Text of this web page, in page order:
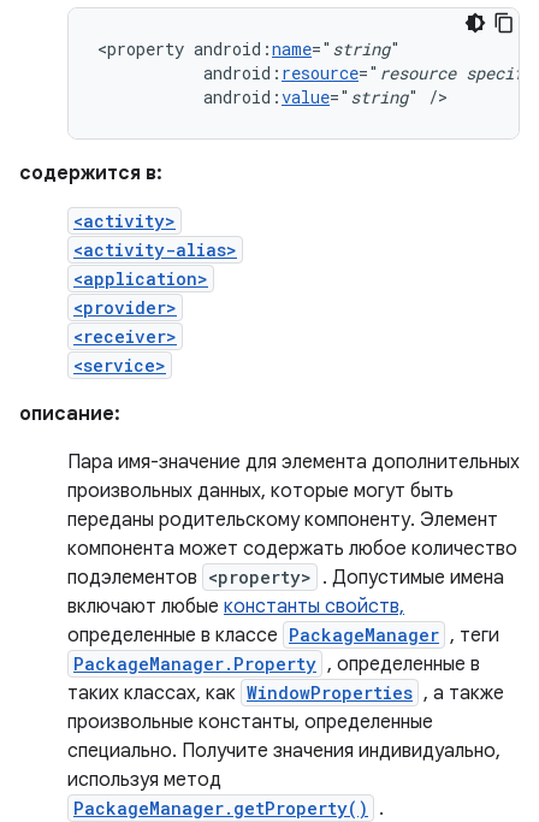
<property android:name=" string
android: resource=" resource
android:value=" string" />
содержится в:
<activity>
<activity-alias>
<application>
<provider>
<receiver>
<service>
описание:
Пара имя-значение для элемента дополнительных
произвольных данных, которые могут быть
переданы родительскому компоненту. Элемент
компонента может содержать любое количество
подэлементов <property> . Допустимые имена
включают любые константы свойств,
определенные в классе PackageManager , теги
PackageManager.Property , определенные в
таких классах, как WindowProperties , а также
произвольные константы, определенные
специально. Получите значения индивидуально,
используя метод
PackageManager.getProperty()
.